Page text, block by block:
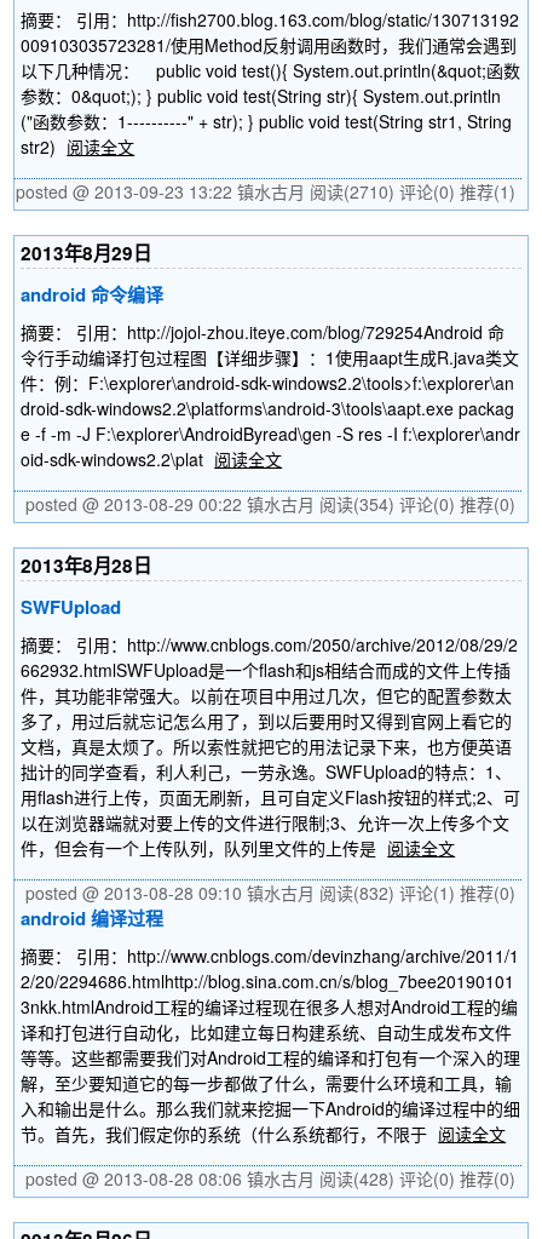
摘要： 引用：http://fish2700.blog.163.com/blog/static/130713192
009103035723281/使用Method反射调用函数时，我们通常会遇到
以下几种情况： public void test(){ System.out.println(&quot;函数
参数：0&quot;); } public void test(String str){ System.out.println
("函数参数：1----------" + str); } public void test(String str1, String
str2) 阅读全文
posted @ 2013-09-23 13:22 镇水古月 阅读(2710) 评论(0) 推荐(1)
2013年8月29日
android 命令编译
摘要： 引用：http://jojol-zhou.iteye.com/blog/729254Android 命
令行手动编译打包过程图【详细步骤】：1使用aapt生成R.java类文
件：例：F:\explorer\android-sdk-windows2.2\tools>f:\explorer\an
droid-sdk-windows2.2\platforms\android-3\tools\aapt.exe packag
e -f -m -J F:\explorer\AndroidByread\gen -S res -I f:\explorer\andr
oid-sdk-windows2.2\plat 阅读全文
posted @ 2013-08-29 00:22 镇水古月 阅读(354) 评论(0) 推荐(0)
2013年8月28日
SWFUpload
摘要： 引用：http://www.cnblogs.com/2050/archive/2012/08/29/2
662932.htmlSWFUpload是一个flash和js相结合而成的文件上传插
件，其功能非常强大。以前在项目中用过几次，但它的配置参数太
多了，用过后就忘记怎么用了，到以后要用时又得到官网上看它的
文档，真是太烦了。所以索性就把它的用法记录下来，也方便英语
拙计的同学查看，利人利己，一劳永逸。SWFUpload的特点：1、
用flash进行上传，页面无刷新，且可自定义Flash按钮的样式;2、可
以在浏览器端就对要上传的文件进行限制;3、允许一次上传多个文
件，但会有一个上传队列，队列里文件的上传是 阅读全文
posted @ 2013-08-28 09:10 镇水古月 阅读(832) 评论(1) 推荐(0)
android 编译过程
摘要： 引用：http://www.cnblogs.com/devinzhang/archive/2011/1
2/20/2294686.htmlhttp://blog.sina.com.cn/s/blog_7bee20190101
3nkk.htmlAndroid工程的编译过程现在很多人想对Android工程的编
译和打包进行自动化，比如建立每日构建系统、自动生成发布文件
等等。这些都需要我们对Android工程的编译和打包有一个深入的理
解，至少要知道它的每一步都做了什么，需要什么环境和工具，输
入和输出是什么。那么我们就来挖掘一下Android的编译过程中的细
节。首先，我们假定你的系统（什么系统都行，不限于 阅读全文
posted @ 2013-08-28 08:06 镇水古月 阅读(428) 评论(0) 推荐(0)